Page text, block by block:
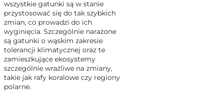
wszystkie gatunki są w stanie
przystosować się do tak szybkich
zmian, co prowadzi do ich
wyginięcia. Szczególnie narażone
są gatunki o wąskim zakresie
tolerancji klimatycznej oraz te
zamieszkujące ekosystemy
szczególnie wrażliwe na zmiany,
takie jak rafy koralowe czy regiony
polarne.